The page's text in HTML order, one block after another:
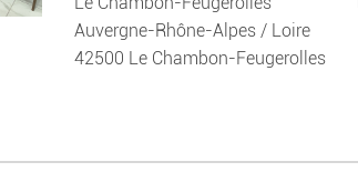
Auvergne-Rhône-Alpes / Loire
42500 Le Chambon-Feugerolles